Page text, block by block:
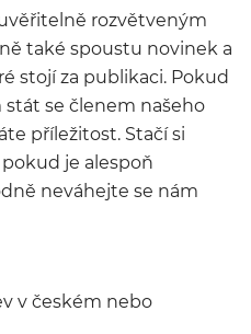
rozvětveným
také spoustu novinek a
stojí za publikaci. Pokud
stát se členem našeho
příležitost. Stačí si
je alespoň
neváhejte se nám
v českém nebo